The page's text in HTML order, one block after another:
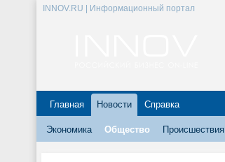
INNOV.RU | Информационный портал
Главная Новости Справка
Экономика Общество Происшествия